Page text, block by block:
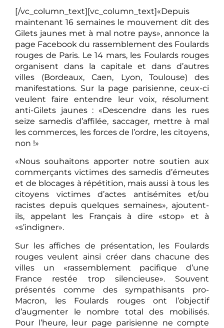
[/vc_column_text][vc_column_text]«Depuis
maintenant 16 semaines le mouvement dit des
Gilets jaunes met à mal notre pays», annonce la
page Facebook du rassemblement des Foulards
rouges de Paris. Le 14 mars, les Foulards rouges
organisent dans la capitale et dans d’autres
villes (Bordeaux, Caen, Lyon, Toulouse) des
manifestations. Sur la page parisienne, ceux-ci
veulent faire entendre leur voix, résolument
anti-Gilets jaunes : «Descendre dans les rues
seize samedis d’affilée, saccager, mettre à mal
les commerces, les forces de l’ordre, les citoyens,
non !»
«Nous souhaitons apporter notre soutien aux
commerçants victimes des samedis d’émeutes
et de blocages à répétition, mais aussi à tous les
citoyens victimes d’actes antisémites et/ou
racistes depuis quelques semaines», ajoutent-
ils, appelant les Français à dire «stop» et à
«s’indigner».
Sur les affiches de présentation, les Foulards
rouges veulent ainsi créer dans chacune des
villes un «rassemblement pacifique d’une
France restée trop silencieuse». Souvent
présentés comme des sympathisants pro-
Macron, les Foulards rouges ont l’objectif
d’augmenter le nombre total des mobilisés.
Pour l’heure, leur page parisienne ne compte